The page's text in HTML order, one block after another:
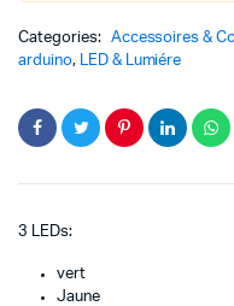
Categories: Accessoires &
arduino, LED & Lumiére
3 LEDs:
vert
Jaune